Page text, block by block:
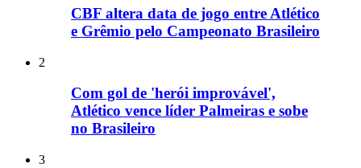
CBF altera data de jogo entre Atlético
e Grêmio pelo Campeonato Brasileiro
2
Com gol de 'herói improvável',
Atlético vence líder Palmeiras e sobe
no Brasileiro
3